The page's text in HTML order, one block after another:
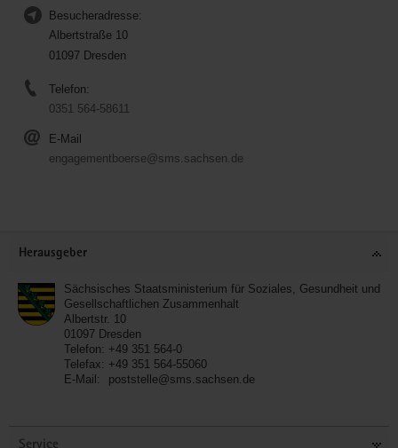
Besucheradresse:
Albertstraße 10
01097 Dresden
Telefon:
0351 564-58611
E-Mail
engagementboerse@sms.sachsen.de
Herausgeber
Sächsisches Staatsministerium für Soziales, Gesundheit und
Gesellschaftlichen Zusammenhalt
Albertstr. 10
01097 Dresden
Telefon: +49 351 564-0
Telefax: +49 351 564-55060
E-Mail:
poststelle@sms.sachsen.de
Service